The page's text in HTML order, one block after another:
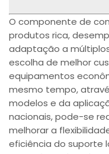
O componente de
produtos rica,
adaptação a
escolha de melhor
equipamentos
mesmo tempo,
modelos e da
nacionais, pode-se
melhorar a
eficiência do suporte